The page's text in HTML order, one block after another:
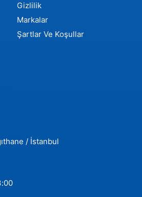
Gizlilik
Markalar
Şartlar Ve Koşullar
/ İstanbul